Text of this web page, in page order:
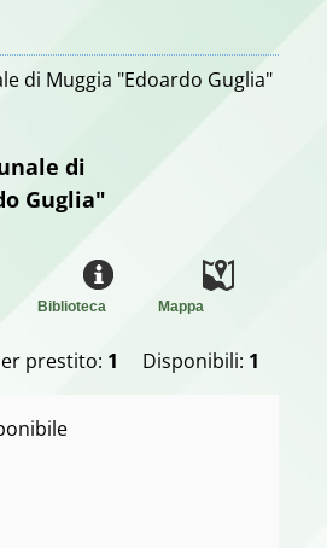
di Muggia "Edoardo Guglia"
di
Guglia"
Mappa
Biblioteca
prestito: 1 Disponibili: 1